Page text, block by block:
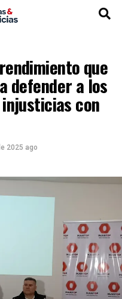
que
defender a los
con
2025 ago